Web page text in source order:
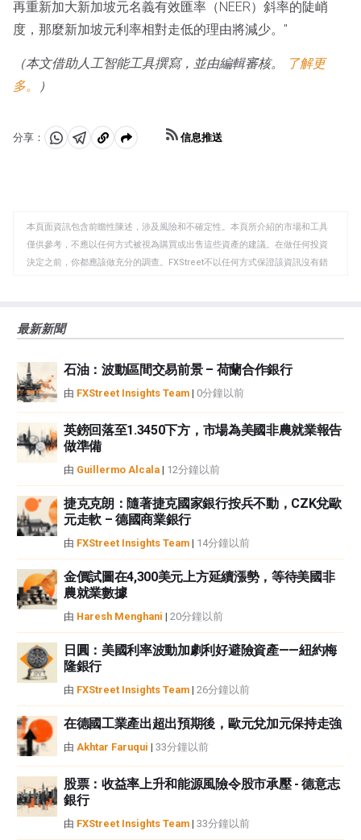
再重新加大新加坡元名義有效匯率（NEER）斜率的陡峭
度，那麼新加坡元利率相對走低的理由將減少。"
（本文借助人工智能工具撰寫，並由編輯審核。
了解更
多。
）
分享：
分 分 複
板
信息推送
本頁面資訊包含前瞻性陳述，涉及風險和不確定性。本頁所介紹的市場和工具
僅供參考，不應以任何方式被視為購買或出售這些資產的建議。在做任何投資
決定之前，你都應該做充分的調查。FXStreet不以任何方式保證該資訊沒有錯
觀點，並不代表FXStreet或其廣告商的官方政策或立場。作者不對本頁連結的
如果文章正文中沒有明確提到，在撰寫本文時，作者在本文中提到的任何股票
中都沒有頭寸，也沒有與文中提到的任何公司有業務關係。除了FXStreet，作
者沒有收到撰寫這篇文章的報酬。
FXStreet和作者不提供個性化的建議。作者對該資訊的準確性、完整性或適用
性不作任何陳述。FXStreet和作者將不承擔任何錯誤，遺漏或任何損失，傷害
或損害由此資訊及其顯示或使用引起的。錯誤和遺漏除外。本文作者和
FXStreet並非註冊投資顧問，本文內容無意提供任何投資建議。
最新新聞
石油：波動區間交易前景 – 荷蘭合作銀行
由 FXStreet Insights Team | 0分鐘以前
英鎊回落至1.3450下方，市場為美國非農就業報告
做準備
由 Guillermo Alcala | 12分鐘以前
捷克克朗：隨著捷克國家銀行按兵不動，CZK兌歐
元走軟 – 德國商業銀行
由 FXStreet Insights Team | 14分鐘以前
金價試圖在4,300美元上方延續漲勢，等待美國非
農就業數據
由 Haresh Menghani | 20分鐘以前
日圓：美國利率波動加劇利好避險資產——紐約梅
隆銀行
由 FXStreet Insights Team | 26分鐘以前
在德國工業產出超出預期後，歐元兌加元保持走強
由 Akhtar Faruqui | 33分鐘以前
股票：收益率上升和能源風險令股市承壓 - 德意志
銀行
由 FXStreet Insights Team | 33分鐘以前